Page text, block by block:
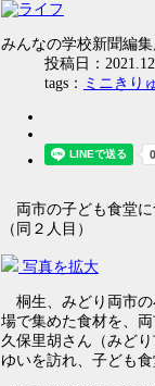
みんなの学校新聞編
投稿日：
tags： ミニきり
両市の子ども食堂に
（同２人目）
写真を拡大
桐生、みどり両市の
場で集めた食材を、
久保里胡さん（みど
ゆいを訪れ、子ども